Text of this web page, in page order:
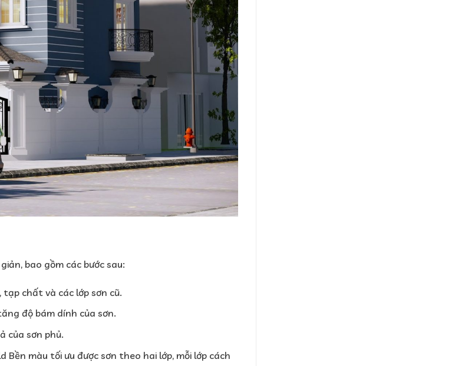
bao gồm các bước sau:
chất và các lớp sơn cũ.
độ bám dính của sơn.
của sơn phủ.
Bền màu tối ưu được sơn theo hai lớp, mỗi lớp cách